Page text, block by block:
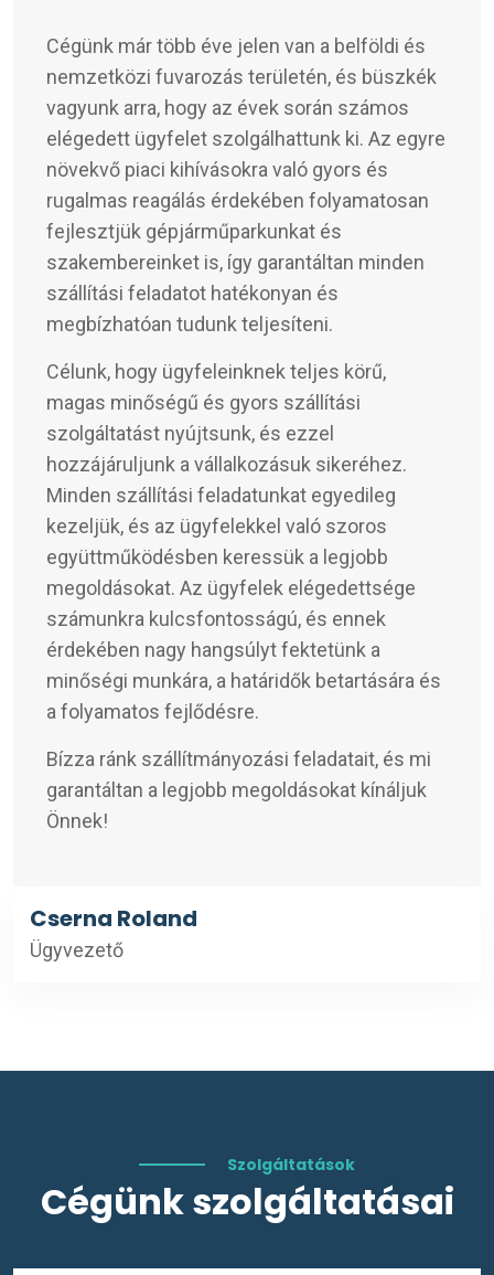
Cégünk már több éve jelen van a belföldi és
nemzetközi fuvarozás területén, és büszkék
vagyunk arra, hogy az évek során számos
elégedett ügyfelet szolgálhattunk ki. Az egyre
növekvő piaci kihívásokra való gyors és
rugalmas reagálás érdekében folyamatosan
fejlesztjük gépjárműparkunkat és
szakembereinket is, így garantáltan minden
szállítási feladatot hatékonyan és
megbízhatóan tudunk teljesíteni.
Célunk, hogy ügyfeleinknek teljes körű,
magas minőségű és gyors szállítási
szolgáltatást nyújtsunk, és ezzel
hozzájáruljunk a vállalkozásuk sikeréhez.
Minden szállítási feladatunkat egyedileg
kezeljük, és az ügyfelekkel való szoros
együttműködésben keressük a legjobb
megoldásokat. Az ügyfelek elégedettsége
számunkra kulcsfontosságú, és ennek
érdekében nagy hangsúlyt fektetünk a
minőségi munkára, a határidők betartására és
a folyamatos fejlődésre.
Bízza ránk szállítmányozási feladatait, és mi
garantáltan a legjobb megoldásokat kínáljuk
Önnek!
Cserna Roland
Ügyvezető
Szolgáltatások
Cégünk szolgáltatásai